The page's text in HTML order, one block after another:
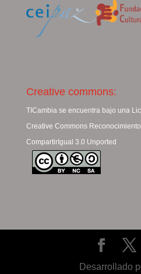
Creative commons:
TICambia se encuentra bajo una
Creative Commons
CompartirIgual 3.0 Unported
Desarrollado